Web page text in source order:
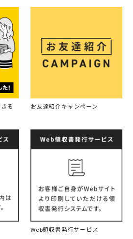
る
お友達紹介キャンペーン
Web領収書発行サービス